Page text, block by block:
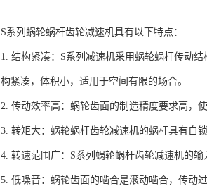
S系列蜗轮蜗杆齿轮减速机具有以下特点：
1. 结构紧凑：S系列减速机采用蜗轮蜗杆传动
构紧凑，体积小，适用于空间有限的场合。
2. 传动效率高：蜗轮齿面的制造精度要求高，
3. 转矩大：蜗轮蜗杆齿轮减速机的蜗杆具有自
4. 转速范围广：S系列蜗轮蜗杆齿轮减速机的
5. 低噪音：蜗轮齿面的啮合是滚动啮合，传动